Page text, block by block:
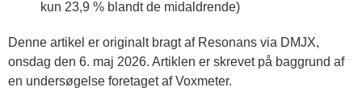
kun 23,9 % blandt de midaldrende)
Denne artikel er originalt bragt af Resonans via DMJX,
onsdag den 6. maj 2026. Artiklen er skrevet på baggrund af
en undersøgelse foretaget af Voxmeter.